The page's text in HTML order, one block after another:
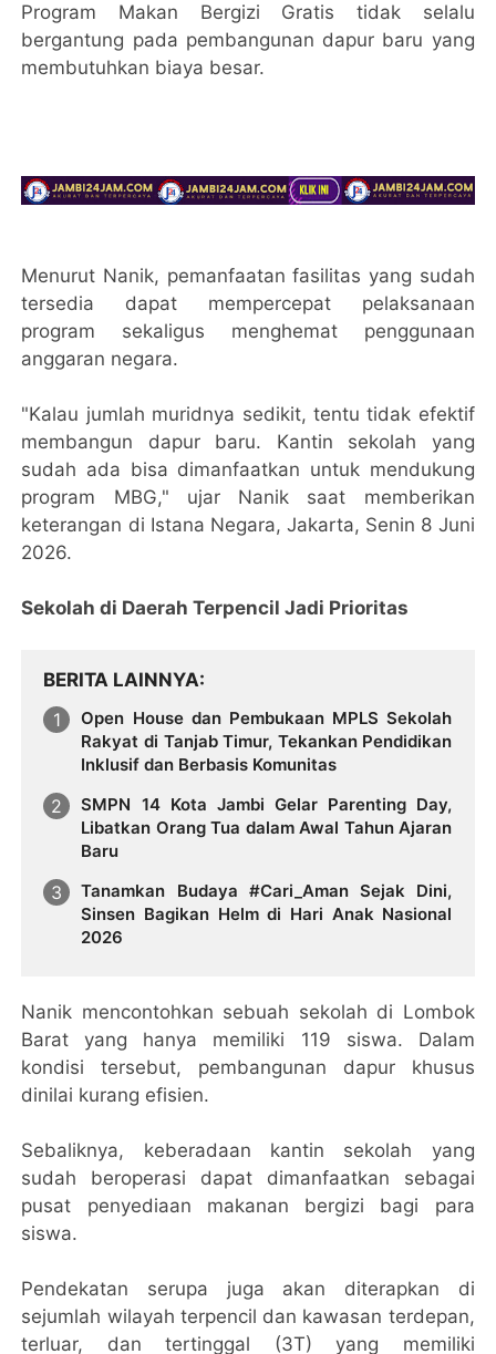
Program Makan Bergizi Gratis tidak selalu
bergantung pada pembangunan dapur baru yang
membutuhkan biaya besar.
Menurut Nanik, pemanfaatan fasilitas yang sudah
tersedia dapat mempercepat pelaksanaan
program sekaligus menghemat penggunaan
anggaran negara.
"Kalau jumlah muridnya sedikit, tentu tidak efektif
membangun dapur baru. Kantin sekolah yang
sudah ada bisa dimanfaatkan untuk mendukung
program MBG," ujar Nanik saat memberikan
keterangan di Istana Negara, Jakarta, Senin 8 Juni
2026.
Sekolah di Daerah Terpencil Jadi Prioritas
BERITA LAINNYA
Open House dan Pembukaan MPLS Sekolah
Rakyat di Tanjab Timur, Tekankan Pendidikan
Inklusif dan Berbasis Komunitas
SMPN 14 Kota Jambi Gelar Parenting Day,
Libatkan Orang Tua dalam Awal Tahun Ajaran
Baru
Tanamkan Budaya #Cari_Aman Sejak Dini,
Sinsen Bagikan Helm di Hari Anak Nasional
2026
Nanik mencontohkan sebuah sekolah di Lombok
Barat yang hanya memiliki 119 siswa. Dalam
kondisi tersebut, pembangunan dapur khusus
dinilai kurang efisien.
Sebaliknya, keberadaan kantin sekolah yang
sudah beroperasi dapat dimanfaatkan sebagai
pusat penyediaan makanan bergizi bagi para
siswa.
Pendekatan serupa juga akan diterapkan di
sejumlah wilayah terpencil dan kawasan terdepan,
terluar, dan tertinggal (3T) yang memiliki